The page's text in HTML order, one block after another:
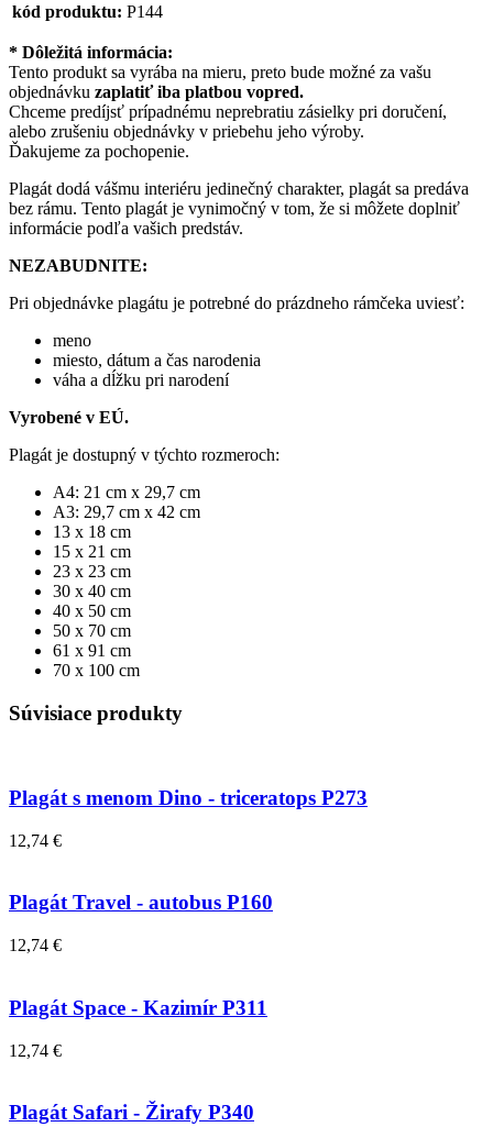
kód produktu: P144
* Dôležitá informácia:
Tento produkt sa vyrába na mieru, preto bude možné za vašu
objednávku zaplatiť iba platbou vopred.
Chceme predíjsť prípadnému neprebratiu zásielky pri doručení,
alebo zrušeniu objednávky v priebehu jeho výroby.
Ďakujeme za pochopenie.
Plagát dodá vášmu interiéru jedinečný charakter, plagát sa predáva
bez rámu. Tento plagát je vynimočný v tom, že si môžete doplniť
informácie podľa vašich predstáv.
NEZABUDNITE:
Pri objednávke plagátu je potrebné do prázdneho rámčeka uviesť:
meno
miesto, dátum a čas narodenia
váha a dĺžku pri narodení
Vyrobené v EÚ.
Plagát je dostupný v týchto rozmeroch:
A4: 21 cm x 29,7 cm
A3: 29,7 cm x 42 cm
13 x 18 cm
15 x 21 cm
23 x 23 cm
30 x 40 cm
40 x 50 cm
50 x 70 cm
61 x 91 cm
70 x 100 cm
Súvisiace produkty
Plagát s menom Dino - triceratops P273
12,74 €
Plagát Travel - autobus P160
12,74 €
Plagát Space - Kazimír P311
12,74 €
Plagát Safari - Žirafy P340